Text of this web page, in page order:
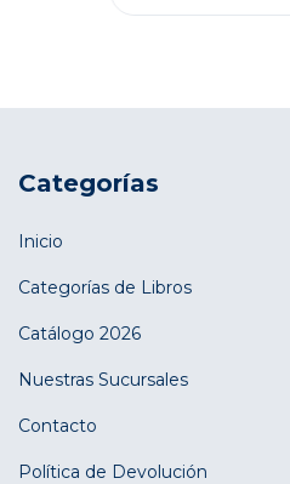
Categorías
Inicio
Categorías de Libros
Catálogo 2026
Nuestras Sucursales
Contacto
Política de Devolución